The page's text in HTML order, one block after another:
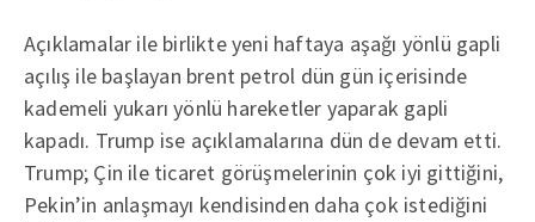
Açıklamalar ile birlikte yeni haftaya aşağı yönlü gapli
açılış ile başlayan brent petrol dün gün içerisinde
kademeli yukarı yönlü hareketler yaparak gapli
kapadı. Trump ise açıklamalarına dün de devam etti.
Trump; Çin ile ticaret görüşmelerinin çok iyi gittiğini,
Pekin’in anlaşmayı kendisinden daha çok istediğini